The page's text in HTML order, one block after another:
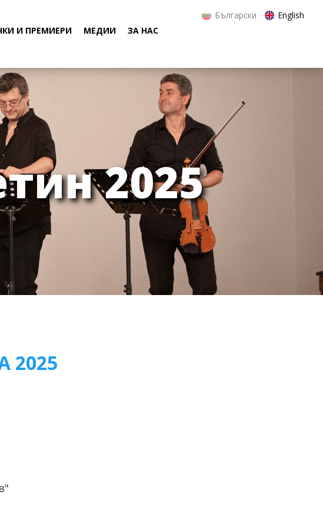
Български
English
И ПРЕМИЕРИ МЕДИИ ЗА НАС
2025
2025